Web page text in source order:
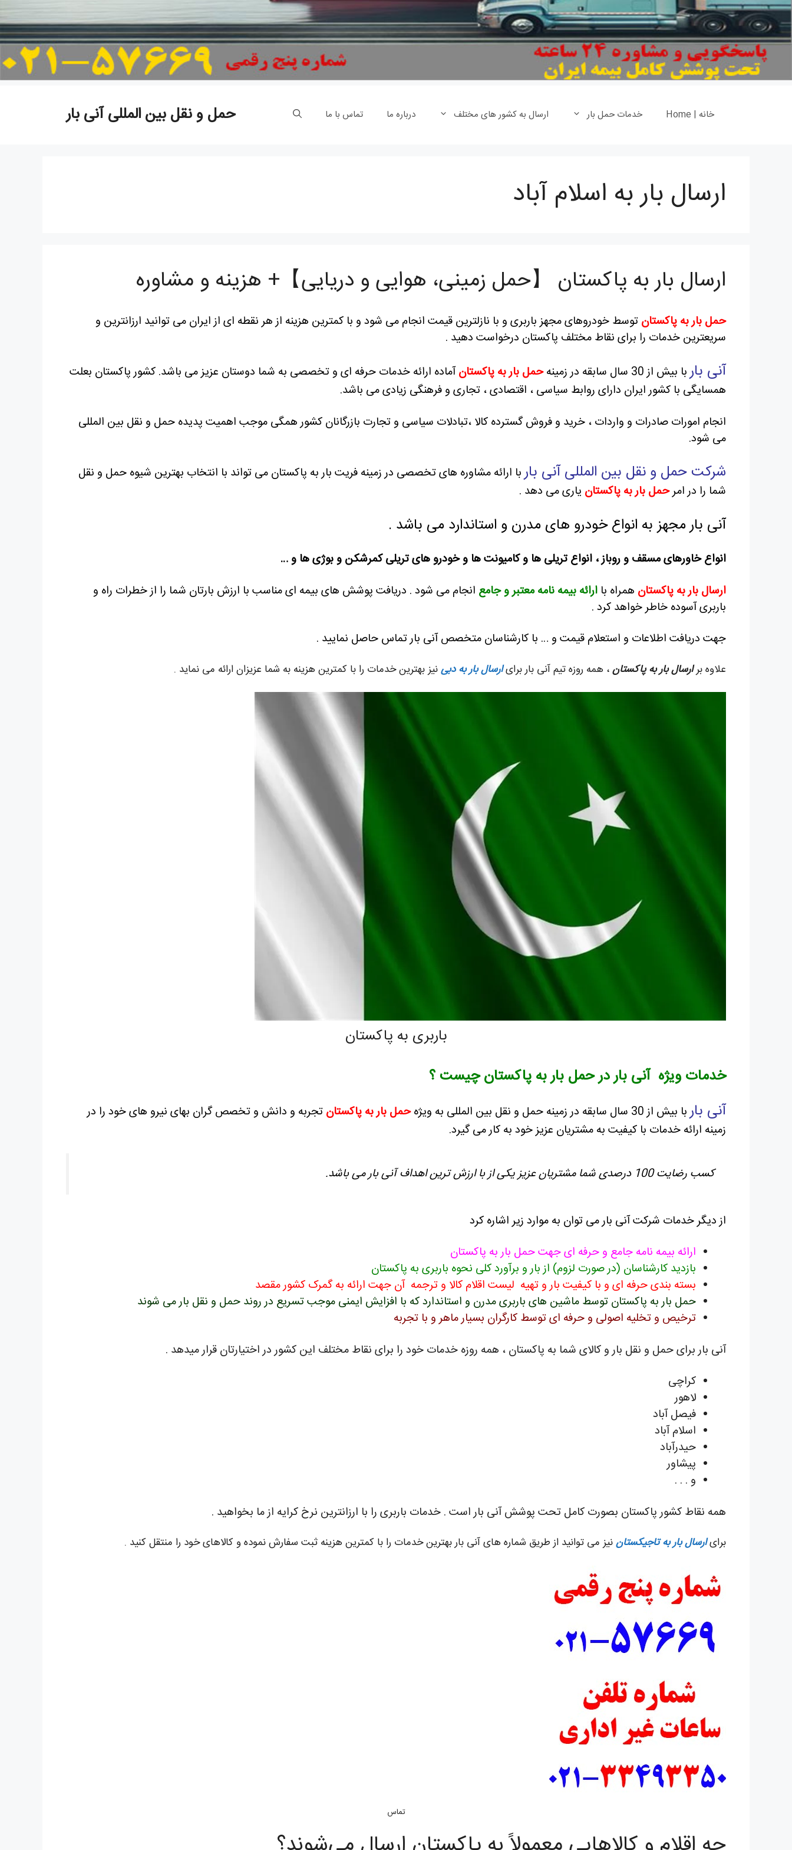
حمل و نقل بین المللی آنی بار خانه | Home خدمات حمل بار ارسال به کشور های مختلف درباره ما تماس با ما
ارسال بار به اسلام آباد
ارسال بار به پاکستان 【حمل زمینی، هوایی و دریایی】+ هزینه و مشاوره
حمل بار به پاکستان توسط خودروهای مجهز باربری و با نازلترین قیمت انجام می شود و با کمترین هزینه از هر نقطه ای از ایران می توانید ارزانترین و
سریعترین خدمات را برای نقاط مختلف پاکستان درخواست دهید .
آنی باربا بیش از 30 سال سابقه در زمینه حمل بار به پاکستانآماده ارائه خدمات حرفه ای و تخصصی به شما دوستان عزیز می باشد. کشور پاکستان بعلت
همسایگی با کشور ایران دارای روابط سیاسی ، اقتصادی ، تجاری و فرهنگی زیادی می باشد.
انجام امورات صادرات و واردات ، خرید و فروش گسترده کالا ،تبادلات سیاسی و تجارت بازرگانان کشور همگی موجب اهمیت پدیده حمل و نقل بین المللی
می شود.
شرکت حمل و نقل بین المللی آنی باربا ارائه مشاوره های تخصصی در زمینه فریت بار به پاکستان می تواند با انتخاب بهترین شیوه حمل و نقل
شما را در امرحمل بار به پاکستان یاری می دهد .
آنی بار مجهز به انواع خودرو های مدرن و استاندارد می باشد .
انواع خاورهای مسقف و روباز ، انواع تریلی ها و کامیونت ها و خودرو های تریلی کمرشکن و بوژی ها و …
ارسال بار به پاکستان همراه با ارائه بیمه نامه معتبر و جامع انجام می شود . دریافت پوشش های بیمه ای مناسب با ارزش بارتان شما را از خطرات راه و
باربری آسوده خاطر خواهد کرد .
جهت دریافت اطلاعات و استعلام قیمت و … با کارشناسان متخصص آنی بار تماس حاصل نمایید .
علاوه برارسال بار به پاکستان، همه روزه تیم آنی بار برایارسال بار به دبینیز بهترین خدمات را با کمترین هزینه به شما عزیزان ارائه می نماید .
باربری به پاکستان
خدمات ویژه آنی بار در حمل بار به پاکستان چیست ؟
آنی بار با بیش از 30 سال سابقه در زمینه حمل و نقل بین المللی به ویژه حمل بار به پاکستان تجربه و دانش و تخصص گران بهای نیرو های خود را در
زمینه ارائه خدمات با کیفیت به مشتریان عزیز خود به کار می گیرد.
کسب رضایت 100 درصدی شما مشتریان عزیز یکی از با ارزش ترین اهداف آنی بار می باشد.
از دیگر خدمات شرکت آنی بار می توان به موارد زیر اشاره کرد
ارائه بیمه نامه جامع و حرفه ای جهت حمل بار به پاکستان
بازدید کارشناسان (در صورت لزوم) از بار و برآورد کلی نحوه باربری به پاکستان
بسته بندی حرفه ای و با کیفیت بار و تهیه لیست اقلام کالا و ترجمه آن جهت ارائه به گمرک کشور مقصد
حمل بار به پاکستان توسط ماشین های باربری مدرن و استاندارد که با افزایش ایمنی موجب تسریع در روند حمل و نقل بار می شوند
ترخیص و تخلیه اصولی و حرفه ای توسط کارگران بسیار ماهر و با تجربه
آنی بار برای حمل و نقل بار و کالای شما به پاکستان ، همه روزه خدمات خود را برای نقاط مختلف این کشور در اختیارتان قرار میدهد .
کراچی
لاهور
فیصل آباد
اسلام آباد
حیدرآباد
پیشاور
و . . .
همه نقاط کشور پاکستان بصورت کامل تحت پوشش آنی بار است . خدمات باربری را با ارزانترین نرخ کرایه از ما بخواهید .
برایارسال بار به تاجیکستاننیز می توانید از طریق شماره های آنی بار بهترین خدمات را با کمترین هزینه ثبت سفارش نموده و کالاهای خود را منتقل کنید .
تماس